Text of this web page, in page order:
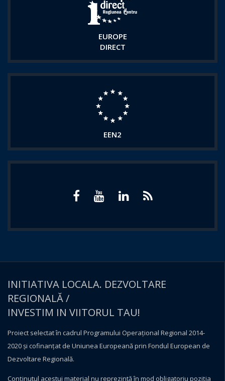
EUROPE
DIRECT
EEN2
INITIATIVA LOCALA. DEZVOLTARE
REGIONALĂ /
INVESTIM IN VIITORUL TAU!
Proiect selectat în cadrul Programului Operațional Regional 2014-
2020 și cofinanțat de Uniunea Europeană prin Fondul European de
Dezvoltare Regională.
Conţinutul acestui material nu reprezintă în mod obligatoriu poziţia